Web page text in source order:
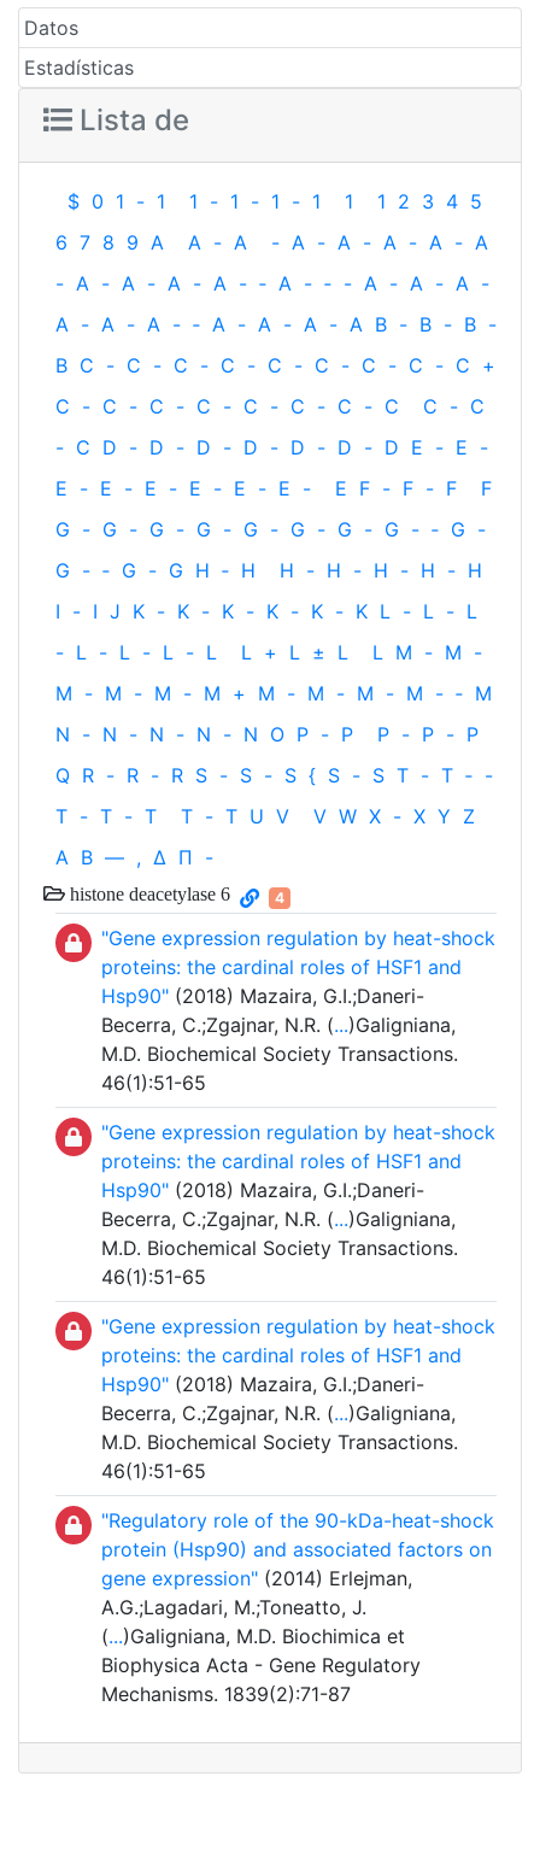
Datos
Estadísticas
Lista de
$ 0 1 - 1 1 - 1 - 1 - 1 1 1 2 3 4 5
6 7 8 9 A A - A - A - A - A - A - A
- A - A - A - A - ‐ A - ‐ - A - A - A -
A - A - A - ‐ A - A - A - A B - B - B -
B C - C - C - C - C - C - C - C - C +
C - C - C - C - C - C - C - C C - C
- C D - D - D - D - D - D - D E - E -
E - E - E - E - E - E - E F - F - F
F
G - G - G - G - G - G - G - G - ‐ G -
G - ‐ G - G H ‐ H H - H - H - H - H
I - I J K - K - K - K - K - K L - L - L
- L - L - L - L L + L ± L L M - M -
M - M - M - M + M - M - M - M - ‐ M
N - N - N - N - N O P - P P - P - P
Q R - R - R S - S - S { S - S T - T ‐ -
T - T - T T - T U V V W X - X Y Z
Α Β — , Δ Π -
histone deacetylase 6 4
"Gene expression regulation by heat-shock
proteins: the cardinal roles of HSF1 and
Hsp90" (2018) Mazaira, G.I.;Daneri-
Becerra, C.;Zgajnar, N.R. (...)Galigniana,
M.D. Biochemical Society Transactions.
46(1):51-65
"Gene expression regulation by heat-shock
proteins: the cardinal roles of HSF1 and
Hsp90" (2018) Mazaira, G.I.;Daneri-
Becerra, C.;Zgajnar, N.R. (...)Galigniana,
M.D. Biochemical Society Transactions.
46(1):51-65
"Gene expression regulation by heat-shock
proteins: the cardinal roles of HSF1 and
Hsp90" (2018) Mazaira, G.I.;Daneri-
Becerra, C.;Zgajnar, N.R. (...)Galigniana,
M.D. Biochemical Society Transactions.
46(1):51-65
"Regulatory role of the 90-kDa-heat-shock
protein (Hsp90) and associated factors on
gene expression" (2014) Erlejman,
A.G.;Lagadari, M.;Toneatto, J.
(...)Galigniana, M.D. Biochimica et
Biophysica Acta - Gene Regulatory
Mechanisms. 1839(2):71-87